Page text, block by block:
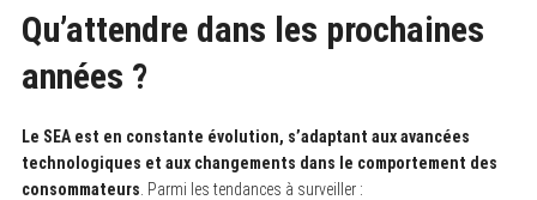
Qu’attendre dans les prochaines
années ?
Le SEA est en constante évolution, s’adaptant aux avancées
technologiques et aux changements dans le comportement des
consommateurs . Parmi les tendances à surveiller :